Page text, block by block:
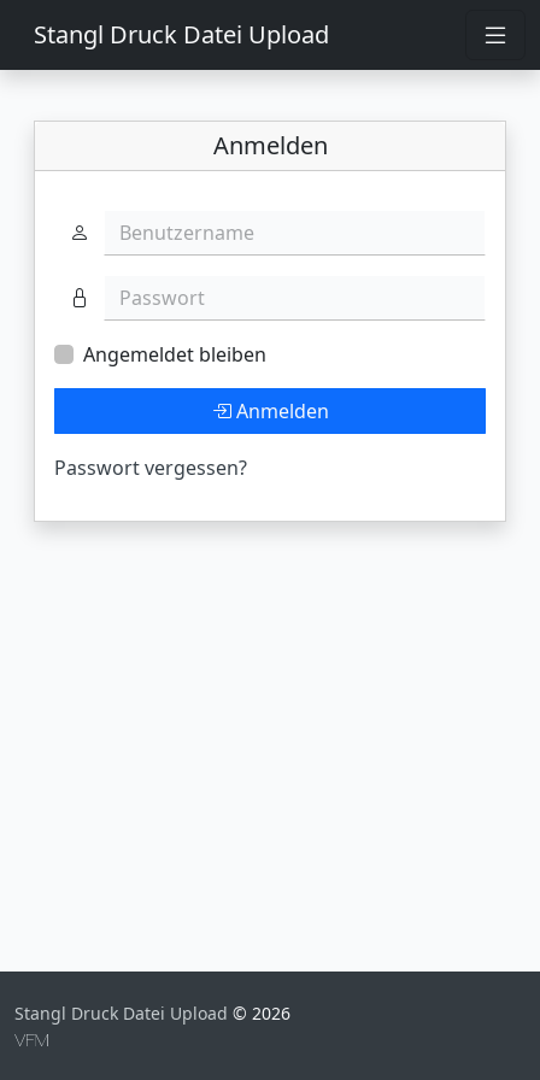
Stangl Druck Datei Upload
Anmelden
Benutzername
Passwort
Angemeldet bleiben
Anmelden
Passwort vergessen?
Stangl Druck Datei Upload © 2026